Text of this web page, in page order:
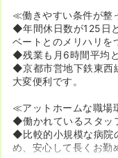
≪働きやすい条件が整
◆年間休日数が125日
ベートとのメリハリを
◆残業も月6時間平均
◆京都市営地下鉄東西
大変便利です。
≪アットホームな職場
◆働かれているスタッ
◆比較的小規模な病院
め、安心して長くお勤